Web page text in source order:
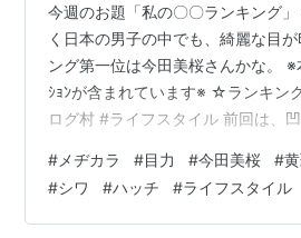
今週のお題「私の〇〇ランキング
く日本の男子の中でも、綺麗な目
ング第一位は今田美桜さんかな。 ※
ｼｮﾝが含まれています※ ☆ランキン
ログ村 #ライフスタイル 前回は、
ただ、ただ、残念な僕の胸の内をひ
感じになってしまった。結果、全く
の利にならない記事になったと反
# メヂカラ #目力 #今田美桜 #
#シワ #ハッチ #ライフスタイル